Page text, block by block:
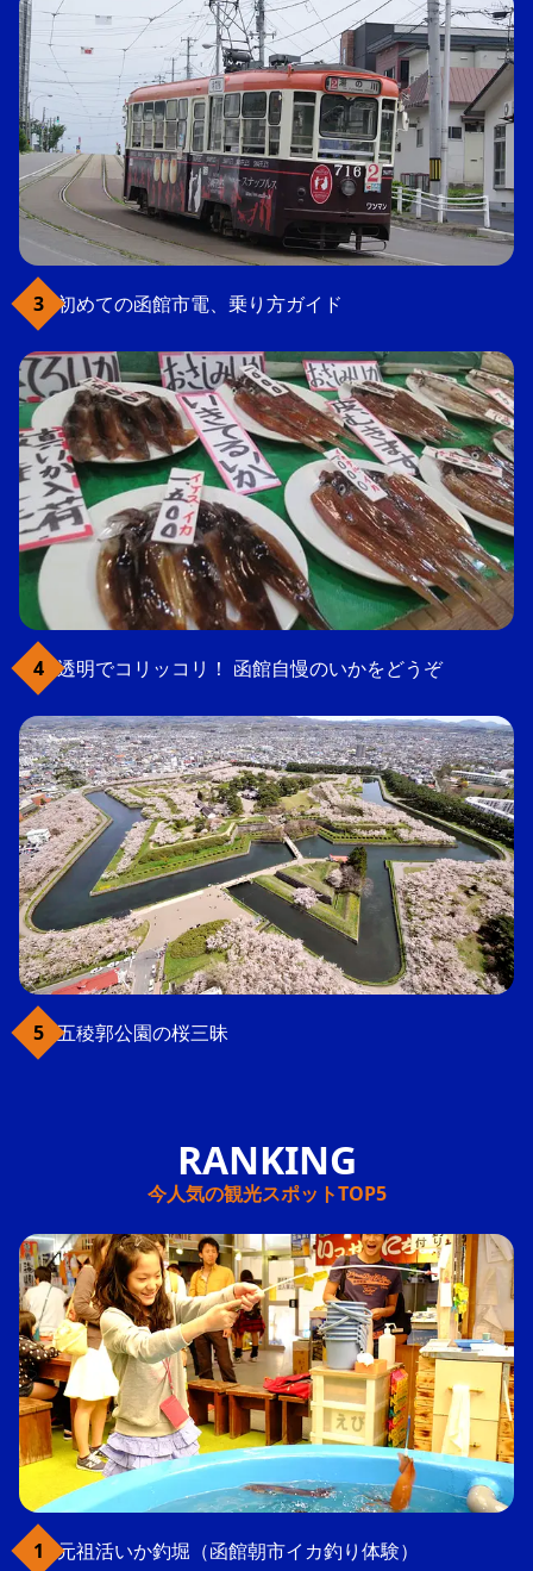
初めての函館市電、乗り方ガイド
透明でコリッコリ！ 函館自慢のいかをどうぞ
五稜郭公園の桜三昧
今人気の観光スポットTOP5
元祖活いか釣堀（函館朝市イカ釣り体験）